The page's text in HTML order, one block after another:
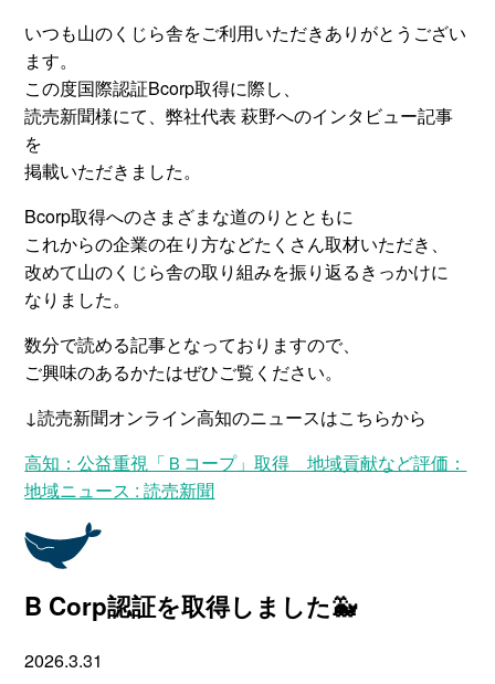
いつも山のくじら舎をご利用いただきありがとうござい
ます。
この度国際認証Bcorp取得に際し、
読売新聞様にて、弊社代表 萩野へのインタビュー記事
を
掲載いただきました。
Bcorp取得へのさまざまな道のりとともに
これからの企業の在り方などたくさん取材いただき、
改めて山のくじら舎の取り組みを振り返るきっかけに
なりました。
数分で読める記事となっておりますので、
ご興味のあるかたはぜひご覧ください。
↓読売新聞オンライン高知のニュースはこちらから
高知：公益重視「Ｂコープ」取得 地域貢献など評価：
地域ニュース : 読売新聞
B Corp認証を取得しました🐳
2026.3.31